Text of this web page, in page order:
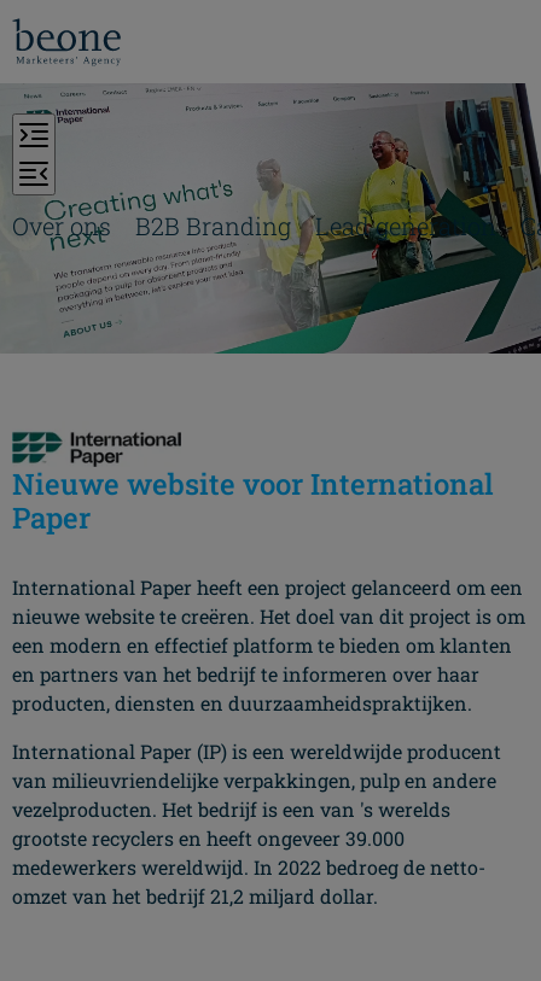
Over ons B2B Branding Lead generation
Nieuwe website voor International
Paper
International Paper heeft een project gelanceerd om een
nieuwe website te creëren. Het doel van dit project is om
een modern en effectief platform te bieden om klanten
en partners van het bedrijf te informeren over haar
producten, diensten en duurzaamheidspraktijken.
International Paper (IP) is een wereldwijde producent
van milieuvriendelijke verpakkingen, pulp en andere
vezelproducten. Het bedrijf is een van 's werelds
grootste recyclers en heeft ongeveer 39.000
medewerkers wereldwijd. In 2022 bedroeg de netto-
omzet van het bedrijf 21,2 miljard dollar.